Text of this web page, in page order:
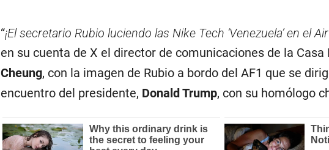
“¡El secretario Rubio luciendo las Nike Tech ‘Venezuela’ en el
en su cuenta de X el director de comunicaciones de la Casa
Cheung, con la imagen de Rubio a bordo del AF1 que se
encuentro del presidente, Donald Trump, con su homólogo